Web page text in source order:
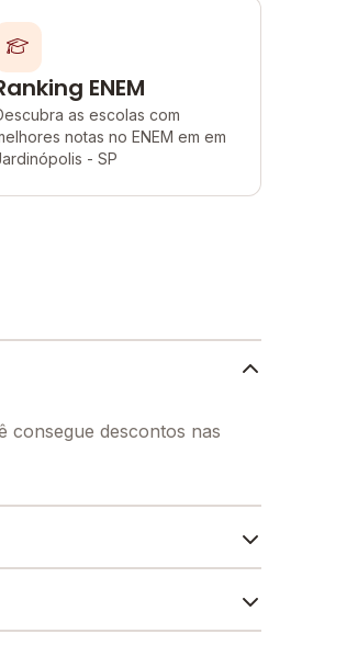
ENEM
as escolas com
notas no ENEM em em
- SP
consegue descontos nas